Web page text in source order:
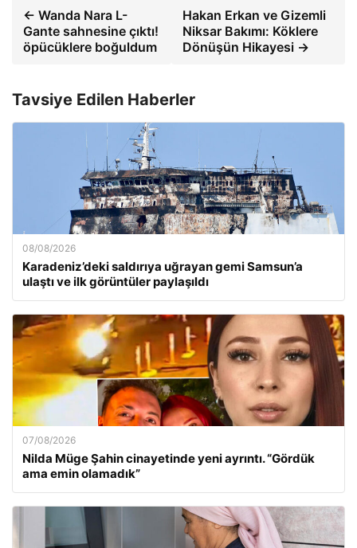
← Wanda Nara L-
Gante sahnesine çıktı!
öpücüklere boğuldum
Hakan Erkan ve Gizemli
Niksar Bakımı: Köklere
Dönüşün Hikayesi →
Tavsiye Edilen Haberler
08/08/2026
Karadeniz’deki saldırıya uğrayan gemi Samsun’a
ulaştı ve ilk görüntüler paylaşıldı
07/08/2026
Nilda Müge Şahin cinayetinde yeni ayrıntı. “Gördük
ama emin olamadık”